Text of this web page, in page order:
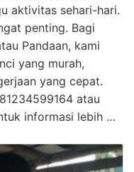
aktivitas sehari-hari.
penting. Bagi
Pandaan, kami
yang murah,
yang cepat.
atau
informasi lebih …